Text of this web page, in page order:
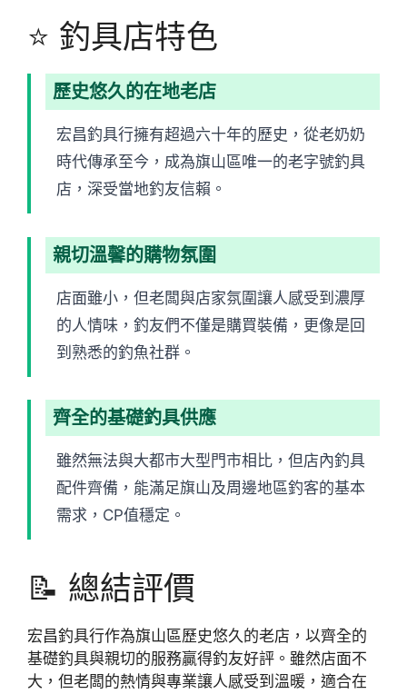
⭐ 釣具店特色
歷史悠久的在地老店
宏昌釣具行擁有超過六十年的歷史，從老奶奶
時代傳承至今，成為旗山區唯一的老字號釣具
店，深受當地釣友信賴。
親切溫馨的購物氛圍
店面雖小，但老闆與店家氛圍讓人感受到濃厚
的人情味，釣友們不僅是購買裝備，更像是回
到熟悉的釣魚社群。
齊全的基礎釣具供應
雖然無法與大都市大型門市相比，但店內釣具
配件齊備，能滿足旗山及周邊地區釣客的基本
需求，CP值穩定。
📝 總結評價
宏昌釣具行作為旗山區歷史悠久的老店，以齊全的
基礎釣具與親切的服務贏得釣友好評。雖然店面不
大，但老闆的熱情與專業讓人感受到溫暖，適合在